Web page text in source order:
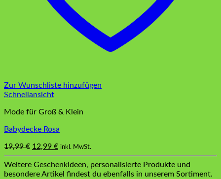
Zur Wunschliste hinzufügen
Schnellansicht
Mode für Groß & Klein
Babydecke Rosa
19,99€ Ursprünglicher
Preis
war:
19,99 €
12,99 €Aktueller
Preis
ist:
12,99 €.
inkl. MwSt.
Weitere Geschenkideen, personalisierte Produkte und
besondere Artikel findest du ebenfalls in unserem Sortiment.